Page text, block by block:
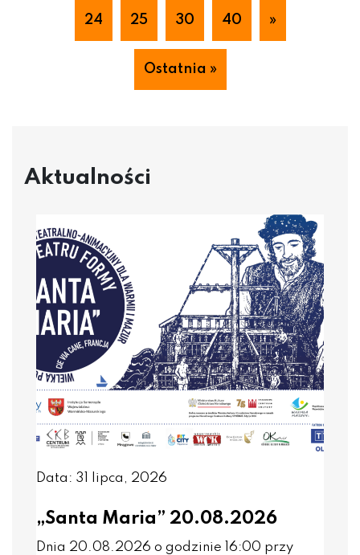
24 25 30 40 »
Ostatnia »
Aktualności
Data: 31 lipca, 2026
„Santa Maria” 20.08.2026
Dnia 20.08.2026 o godzinie 16:00 przy